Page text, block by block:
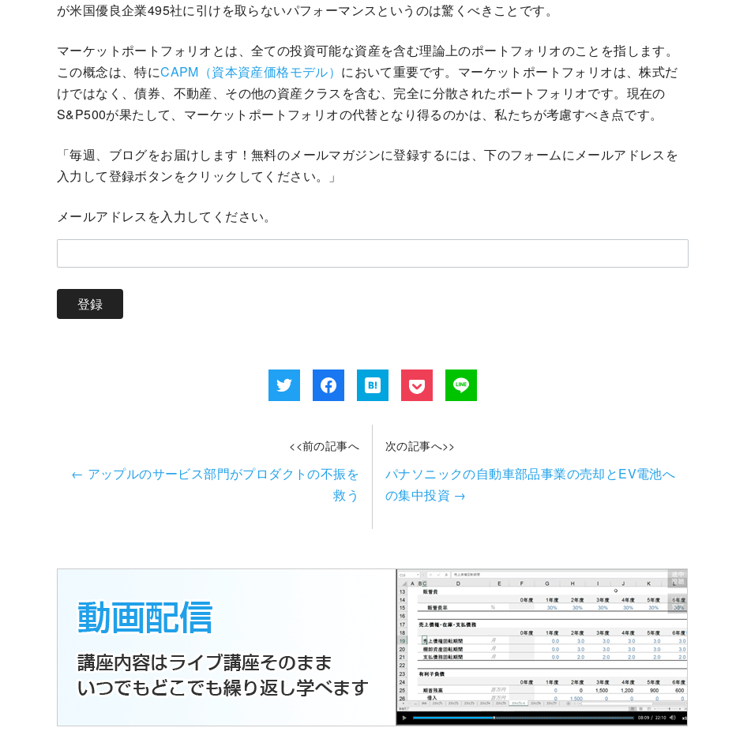
が米国優良企業495社に引けを取らないパフォーマンスというのは驚くべきことです。
マーケットポートフォリオとは、全ての投資可能な資産を含む理論上のポートフォリオのことを指します。
この概念は、特にCAPM（資本資産価格モデル） において重要です。マーケットポートフォリオは、株式だ
けではなく、債券、不動産、その他の資産クラスを含む、完全に分散されたポートフォリオです。現在の
S&P500が果たして、マーケットポートフォリオの代替となり得るのかは、私たちが考慮すべき点です。
「毎週、ブログをお届けします！無料のメールマガジンに登録するには、下のフォームにメールアドレスを
入力して登録ボタンをクリックしてください。」
メールアドレスを入力してください。
<<前の記事へ
← アップルのサービス部門がプロダクトの不振を
救う
次の記事へ>>
パナソニックの自動車部品事業の売却とEV電池へ
の集中投資 →